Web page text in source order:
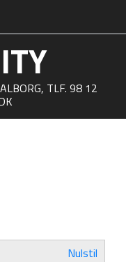
TLF. 98 12
Nulstil